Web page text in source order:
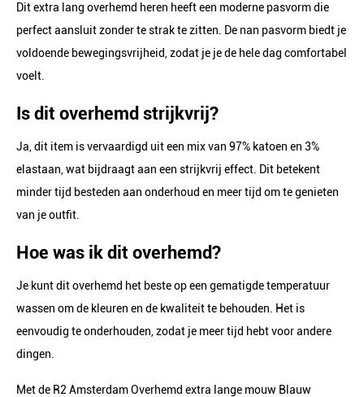
Dit extra lang overhemd heren heeft een moderne pasvorm die
perfect aansluit zonder te strak te zitten. De nan pasvorm biedt je
voldoende bewegingsvrijheid, zodat je je de hele dag comfortabel
voelt.
Is dit overhemd strijkvrij?
Ja, dit item is vervaardigd uit een mix van 97% katoen en 3%
elastaan, wat bijdraagt aan een strijkvrij effect. Dit betekent
minder tijd besteden aan onderhoud en meer tijd om te genieten
van je outfit.
Hoe was ik dit overhemd?
Je kunt dit overhemd het beste op een gematigde temperatuur
wassen om de kleuren en de kwaliteit te behouden. Het is
eenvoudig te onderhouden, zodat je meer tijd hebt voor andere
dingen.
Met de R2 Amsterdam Overhemd extra lange mouw Blauw